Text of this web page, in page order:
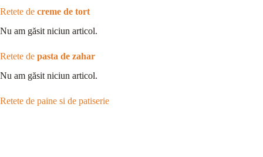
Retete de creme de tort
Nu am găsit niciun articol.
Retete de pasta de zahar
Nu am găsit niciun articol.
Retete de paine si de patiserie